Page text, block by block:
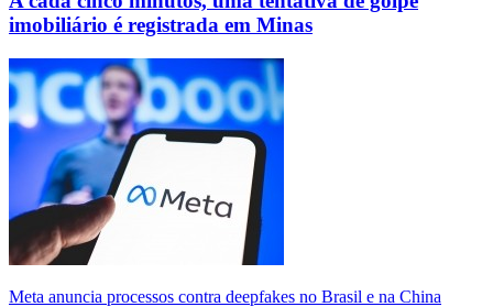
imobiliário é registrada em Minas
Meta anuncia processos contra deepfakes no Brasil e na China